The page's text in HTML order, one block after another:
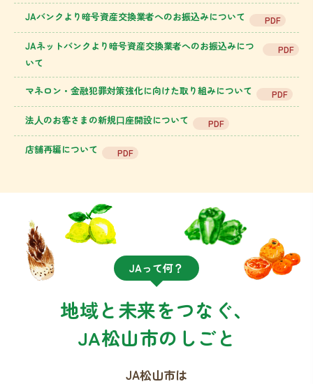
JAバンクより暗号資産交換業者へのお振込みについて PDF
JAネットバンクより暗号資産交換業者へのお振込みにつ
いて
PDF
マネロン・金融犯罪対策強化に向けた取り組みについて PDF
法⼈のお客さまの新規⼝座開設について PDF
店舗再編について PDF
JAって何？
地域と未来をつなぐ、
JA松山市のしごと
JA松山市は